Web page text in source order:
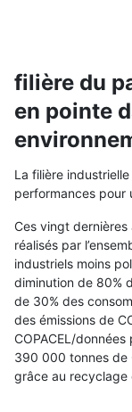
filière du
en pointe
La filière
performances pour
Ces vingt dernières
réalisés par
industriels moins
diminution de 80%
de 30% des
des émissions de
COPACEL/
390 000 tonnes de
grâce au recyclage